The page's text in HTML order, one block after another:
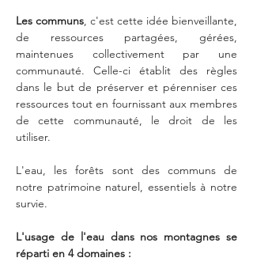
Les communs, c'est cette idée bienveillante,
de ressources partagées, gérées,
maintenues collectivement par une
communauté. Celle-ci établit des règles
dans le but de préserver et pérenniser ces
ressources tout en fournissant aux membres
de cette communauté, le droit de les
utiliser.
L'eau, les forêts sont des communs de
notre patrimoine naturel, essentiels à notre
survie.
L'usage de l'eau dans nos montagnes se
réparti en 4 domaines :